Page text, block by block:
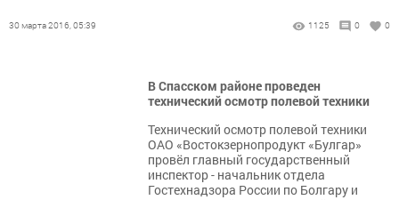
30 марта 2016, 05:39 1125 0 0
В Спасском районе проведен
технический осмотр полевой техники
Технический осмотр полевой техники
ОАО «Востокзернопродукт «Булгар»
провёл главный государственный
инспектор - начальник отдела
Гостехнадзора России по Болгару и